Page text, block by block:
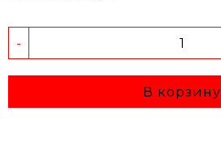
-
В корзину